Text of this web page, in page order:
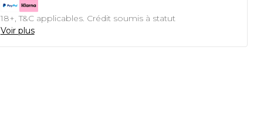
18+, T&C applicables. Crédit soumis à statut
Voir plus